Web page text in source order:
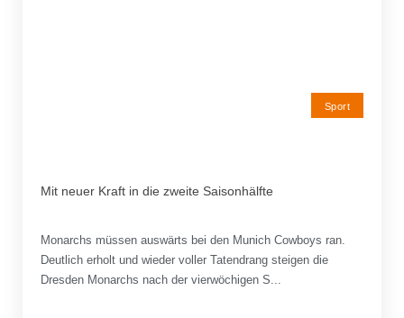
Sport
Mit neuer Kraft in die zweite Saisonhälfte
Monarchs müssen auswärts bei den Munich Cowboys ran.
Deutlich erholt und wieder voller Tatendrang steigen die
Dresden Monarchs nach der vierwöchigen S...